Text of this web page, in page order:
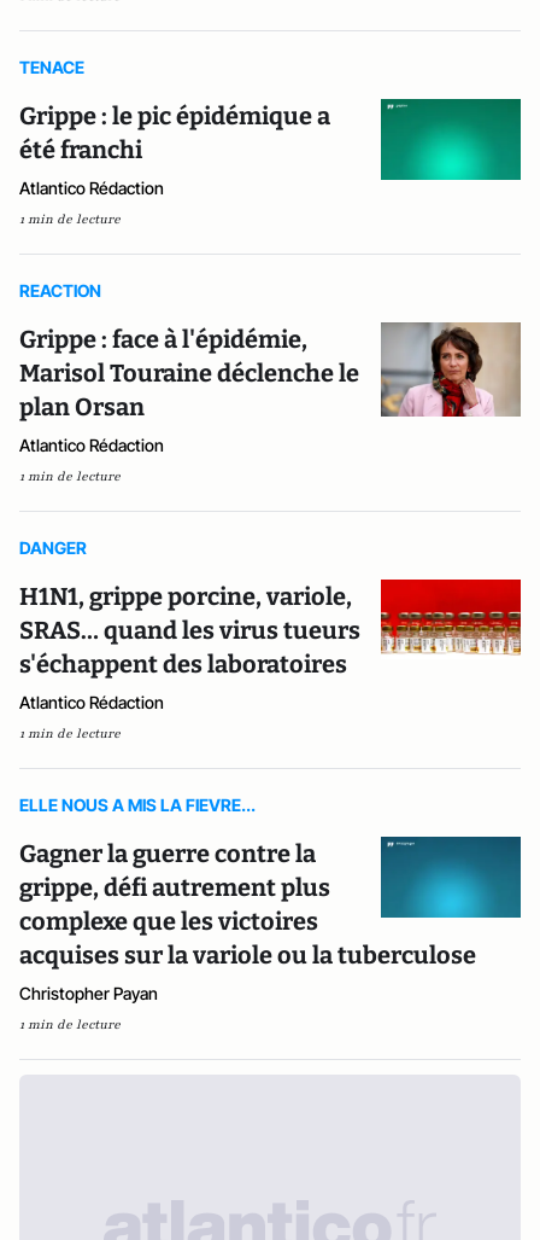
TENACE
Grippe : le pic épidémique a
été franchi
Atlantico Rédaction
1 min de lecture
REACTION
Grippe : face à l'épidémie,
Marisol Touraine déclenche le
plan Orsan
Atlantico Rédaction
1 min de lecture
DANGER
H1N1, grippe porcine, variole,
SRAS… quand les virus tueurs
s'échappent des laboratoires
Atlantico Rédaction
1 min de lecture
ELLE NOUS A MIS LA FIEVRE...
Gagner la guerre contre la
grippe, défi autrement plus
complexe que les victoires
acquises sur la variole ou la tuberculose
Christopher Payan
1 min de lecture